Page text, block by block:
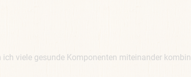
viele gesunde Komponenten miteinander